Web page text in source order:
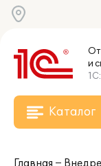
и
Каталог
Главная